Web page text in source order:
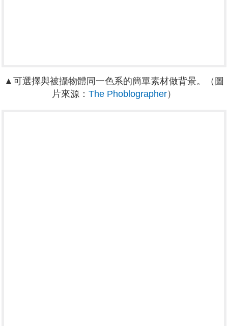
▲可選擇與被攝物體同一色系的簡單素材做背景。
（圖
片來源： The Phoblographer）